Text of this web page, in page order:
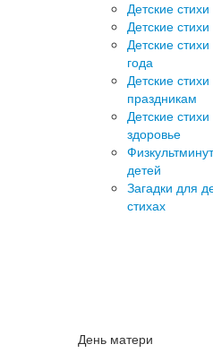
Детские
Детские
Детские
года
Детские стихи
праздникам
Детские
здоровье
детей
Загадки для
стихах
День матери